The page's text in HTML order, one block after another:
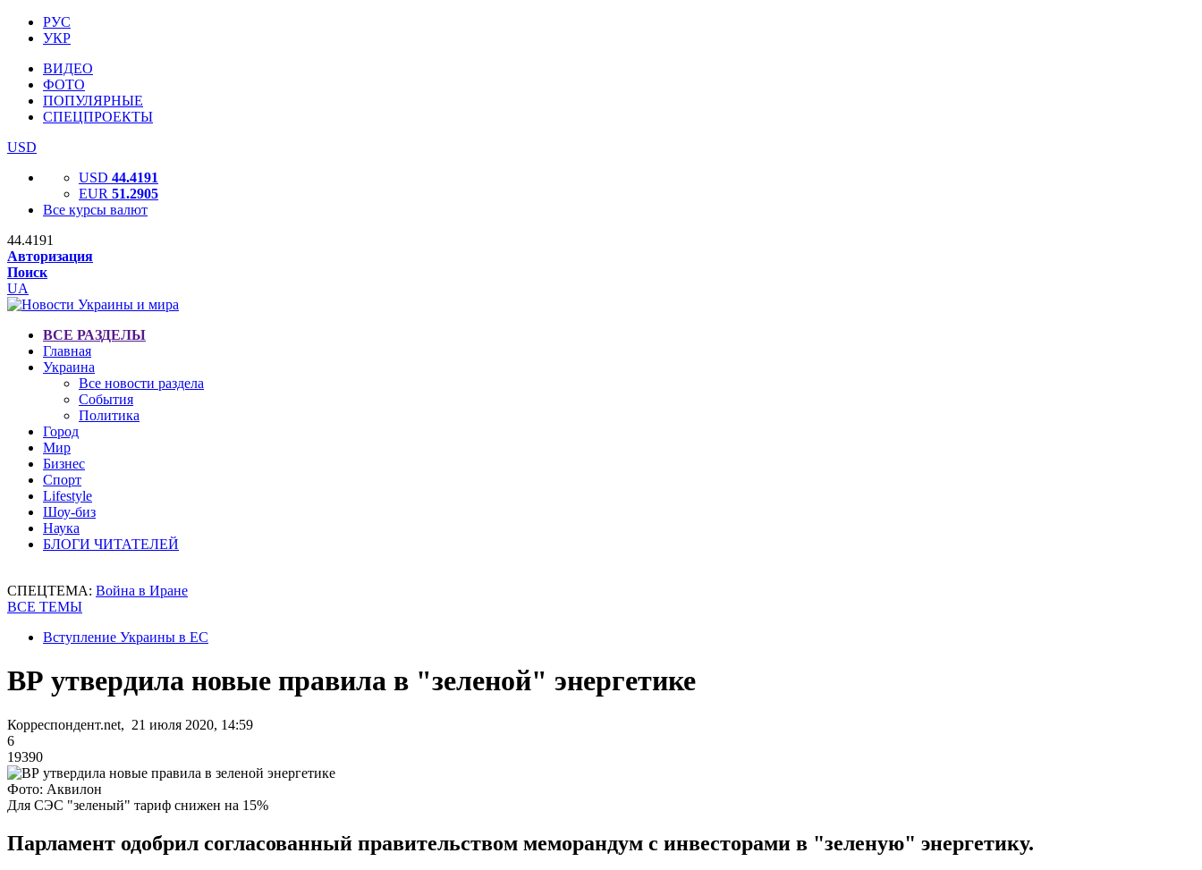
РУС
УКР
ВИДЕО
ФОТО
ПОПУЛЯРНЫЕ
СПЕЦПРОЕКТЫ
USD
USD 44.4191
EUR 51.2905
Все курсы валют
44.4191
Авторизация
Поиск
UA
ВСЕ РАЗДЕЛЫ
Главная
Украина
Все новости раздела
События
Политика
Город
Мир
Бизнес
Спорт
Lifestyle
Шоу-биз
Наука
БЛОГИ ЧИТАТЕЛЕЙ
СПЕЦТЕМА: Война в Иране
ВСЕ ТЕМЫ
Вступление Украины в ЕС
ВР утвердила новые правила в "зеленой" энергетике
Корреспондент.net, 21 июля 2020, 14:59
6
19390
Фото: Аквилон
Для СЭС "зеленый" тариф снижен на 15%
Парламент одобрил согласованный правительством меморандум с инвесторами в "зеленую" энергетику.